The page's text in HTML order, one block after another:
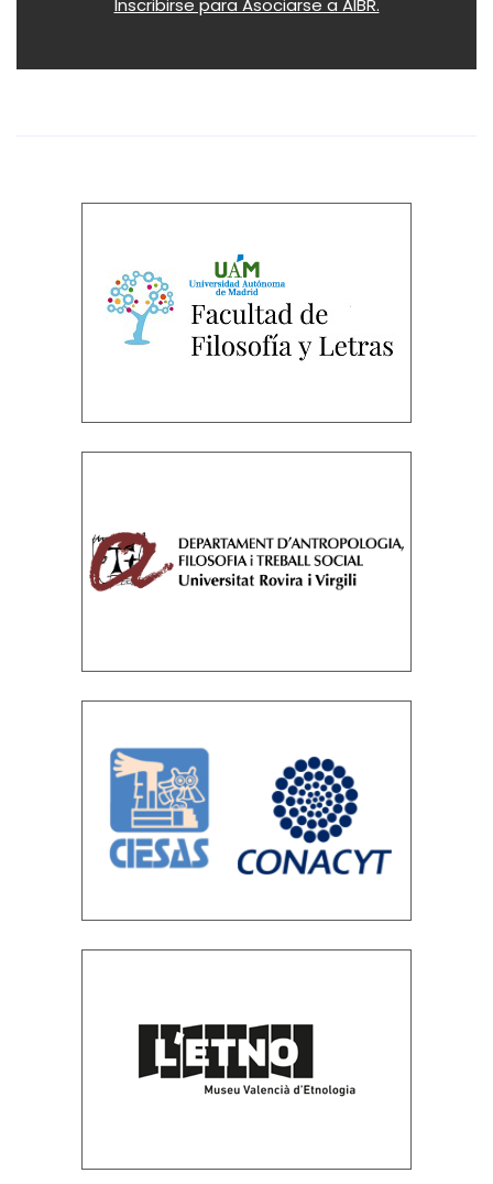
Inscribirse para Asociarse a AIBR.